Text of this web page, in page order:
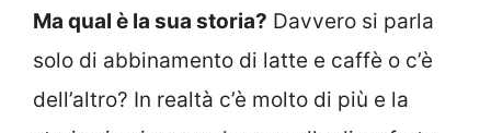
Ma qual è la sua storia? Davvero si parla
solo di abbinamento di latte e caffè o c’è
dell’altro? In realtà c’è molto di più e la